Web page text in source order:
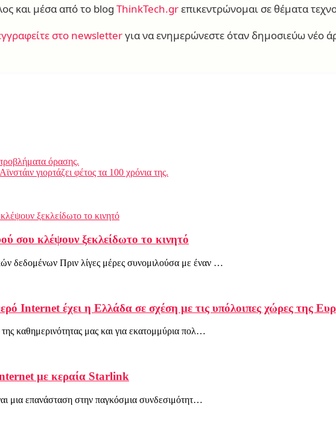
και μέσα από το blog ThinkTech.grεπικεντρώνομαι σε θέματα
στο newsletterγια να ενημερώνεστε όταν δημοσιεύω νέο
όρασης.
γιορτάζει φέτος τα 100 χρόνια της.
σου κλέψουν ξεκλείδωτο το κινητό
δεδομένων Πριν λίγες μέρες συνομιλούσα με έναν …
Internet έχει η Ελλάδα σε σχέση με τις υπόλοιπες χώρες της
καθημερινότητας μας και για εκατομμύρια πολ…
με κεραία Starlink
μια επανάσταση στην παγκόσμια συνδεσιμότητ…